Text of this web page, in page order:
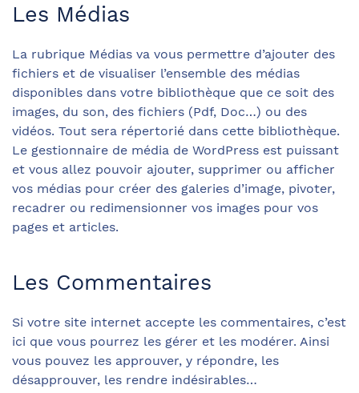
Les Médias
La rubrique Médias va vous permettre d’ajouter des
fichiers et de visualiser l’ensemble des médias
disponibles dans votre bibliothèque que ce soit des
images, du son, des fichiers (Pdf, Doc…) ou des
vidéos. Tout sera répertorié dans cette bibliothèque.
Le gestionnaire de média de WordPress est puissant
et vous allez pouvoir ajouter, supprimer ou afficher
vos médias pour créer des galeries d’image, pivoter,
recadrer ou redimensionner vos images pour vos
pages et articles.
Les Commentaires
Si votre site internet accepte les commentaires, c’est
ici que vous pourrez les gérer et les modérer. Ainsi
vous pouvez les approuver, y répondre, les
désapprouver, les rendre indésirables…